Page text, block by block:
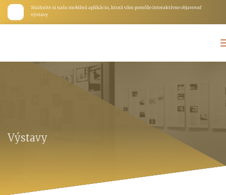
Stiahnite si našu mobilnú aplikáciu, ktorá vám pomôže interaktívne objavovať
výstavy
Výstavy